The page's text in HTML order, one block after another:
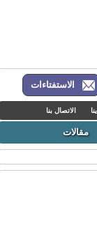
الاستفتاءات
الاتصال بنا
مقالات